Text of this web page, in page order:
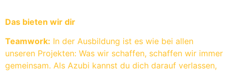
Das bieten wir dir
Teamwork: In der Ausbildung ist es wie bei allen
unseren Projekten: Was wir schaffen, schaffen wir immer
gemeinsam. Als Azubi kannst du dich darauf verlassen,